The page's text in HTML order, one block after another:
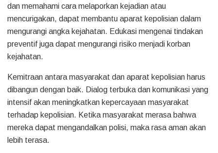
dan memahami cara melaporkan kejadian atau
mencurigakan, dapat membantu aparat kepolisian dalam
mengurangi angka kejahatan. Edukasi mengenai tindakan
preventif juga dapat mengurangi risiko menjadi korban
kejahatan.
Kemitraan antara masyarakat dan aparat kepolisian harus
dibangun dengan baik. Dialog terbuka dan komunikasi yang
intensif akan meningkatkan kepercayaan masyarakat
terhadap kepolisian. Ketika masyarakat merasa bahwa
mereka dapat mengandalkan polisi, maka rasa aman akan
lebih terasa.